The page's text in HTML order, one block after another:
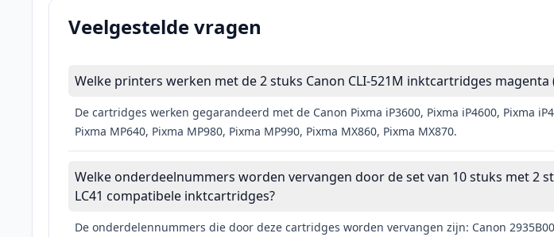
Veelgestelde vragen
Welke printers werken met de 2 stuks Canon CLI-521M inktcartridges magenta
De cartridges werken gegarandeerd met de Canon Pixma iP3600, Pixma iP4600, Pixma
Pixma MP640, Pixma MP980, Pixma MP990, Pixma MX860, Pixma MX870.
Welke onderdeelnummers worden vervangen door de set van 10 stuks met 2
LC41 compatibele inktcartridges?
De onderdelennummers die door deze cartridges worden vervangen zijn: Canon